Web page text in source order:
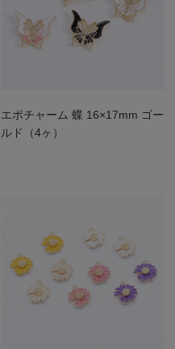
エポチャーム 蝶 16×17mm ゴー
ルド（4ヶ）